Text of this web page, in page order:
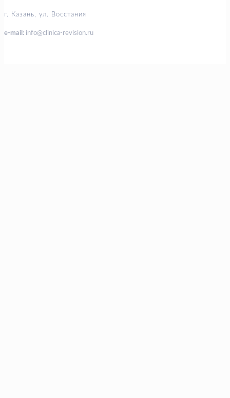
г. Казань, ул. Восстания
e-mail: info@clinica-revision.ru